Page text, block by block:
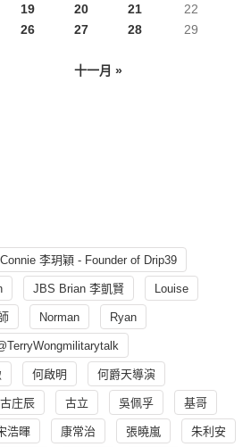
十一月 »
19 20 21
22
26 27 28
29
Connie 李玥穎 - Founder of Drip39
JBS Brian 李凱賢 Louise
Norman Ryan
何啟明 何爵天導演
古庄辰 古立 吳佩孚 基哥
浩暉 康常治 張曉嵐 朱利安